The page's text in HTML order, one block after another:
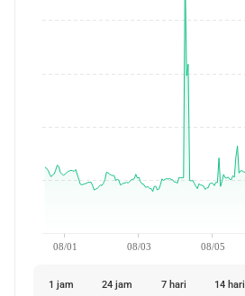
08/01 08/03 08/05
1 jam 24 jam 7 hari 14 hari